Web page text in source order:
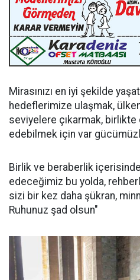
Mirasınızı en iyi şekilde
hedeflerimize ulaşmak,
seviyelere çıkarmak, birlikte
edebilmek için var
Birlik ve beraberlik
edeceğimiz bu yolda,
sizi bir kez daha şükran,
Ruhunuz şad olsun"